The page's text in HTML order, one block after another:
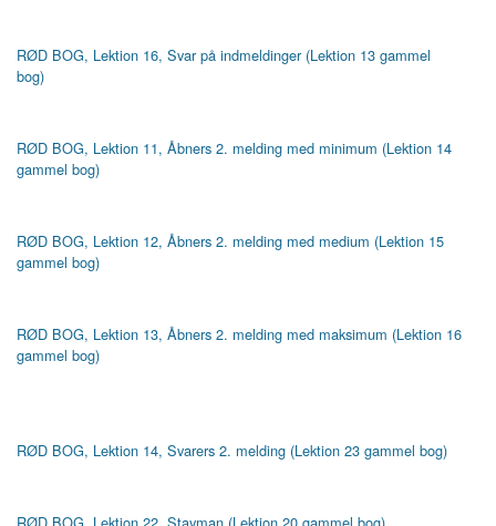
RØD BOG, Lektion 16, Svar på indmeldinger (Lektion 13 gammel
bog)
RØD BOG, Lektion 11, Åbners 2. melding med minimum (Lektion 14
gammel bog)
RØD BOG, Lektion 12, Åbners 2. melding med medium (Lektion 15
gammel bog)
RØD BOG, Lektion 13, Åbners 2. melding med maksimum (Lektion 16
gammel bog)
RØD BOG, Lektion 14, Svarers 2. melding (Lektion 23 gammel bog)